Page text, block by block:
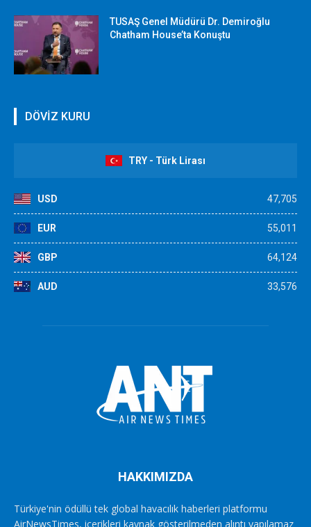
TUSAŞ Genel Müdürü Dr. Demiroğlu
Chatham House’ta Konuştu
DÖVİZ KURU
TRY - Türk Lirası
USD 47,705
EUR 55,011
GBP 64,124
AUD 33,576
HAKKIMIZDA
Türkiye'nin ödüllü tek global havacılık haberleri platformu
AirNewsTimes, içerikleri kaynak gösterilmeden alıntı yapılamaz